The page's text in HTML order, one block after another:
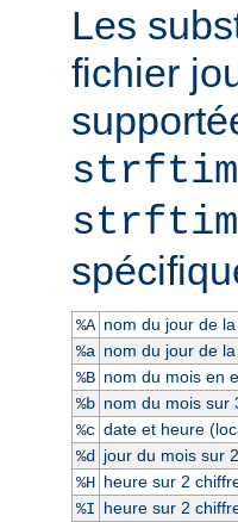
Les
fichier
%A nom du jour de
%a nom du jour de
%B nom du mois en
%b nom du mois sur
%c date et heure
%d
jour du mois sur
%H heure sur 2
%I heure sur 2